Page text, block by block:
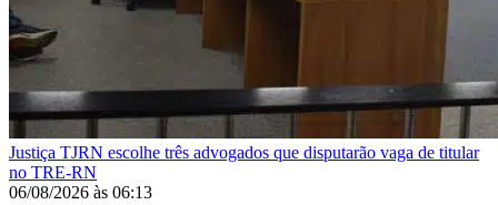
Justiça TJRN escolhe três advogados que disputarão vaga de titular
no TRE-RN
06/08/2026 às 06:13